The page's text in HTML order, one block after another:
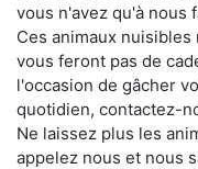
vous n'avez qu'à nous
Ces animaux
vous feront pas de
l'occasion de gâcher
quotidien, contactez-
Ne laissez plus les
appelez nous et nous